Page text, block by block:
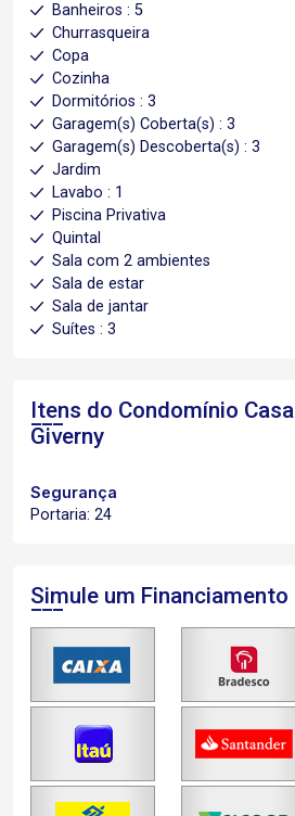
Banheiros : 5
Churrasqueira
Copa
Cozinha
Dormitórios : 3
Garagem(s) Coberta(s) : 3
Garagem(s) Descoberta(s) : 3
Jardim
Lavabo : 1
Piscina Privativa
Quintal
Sala com 2 ambientes
Sala de estar
Sala de jantar
Suítes : 3
Itens do Condomínio Casa
Giverny
Segurança
Portaria: 24
Simule um Financiamento